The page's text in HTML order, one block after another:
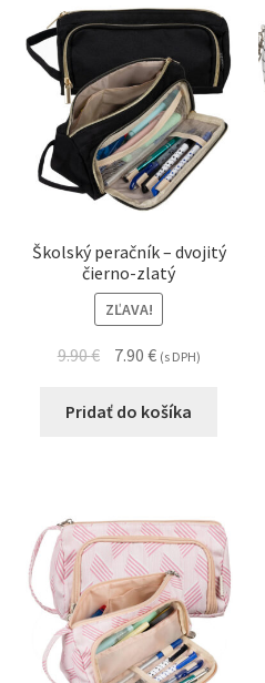
Školský peračník – dvojitý
čierno-zlatý
ZĽAVA!
9.90€ 7.90 € (s DPH)
Pridať do košíka